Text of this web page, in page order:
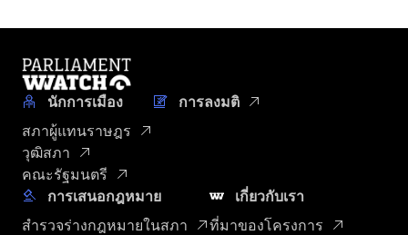
นักการเมือง
สภาผู้แทนราษฎร
วุฒิสภา
คณะรัฐมนตรี
การลงมติ
การเสนอกฎหมาย
สำรวจร่างกฎหมายในสภา
เกี่ยวกับเรา
ที่มาของโครงการ